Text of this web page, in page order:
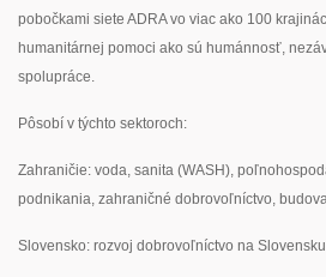
pobočkami siete ADRA vo viac ako 100
humanitárnej pomoci ako sú humánnosť,
spolupráce.
Pôsobí v týchto sektoroch:
Zahraničie: voda, sanita (WASH),
podnikania, zahraničné dobrovoľníctvo,
Slovensko: rozvoj dobrovoľníctvo na Slovensku